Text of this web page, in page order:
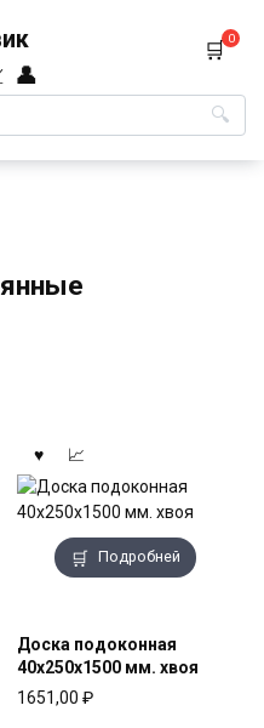
0
Подробней
Доска подоконная
40x250x1500 мм. хвоя
1651,00 ₽